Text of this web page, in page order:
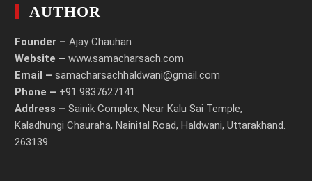
AUTHOR
Founder – Ajay Chauhan
Website – www.samacharsach.com
Email – samacharsachhaldwani@gmail.com
Phone – +91 9837627141
Address – Sainik Complex, Near Kalu Sai Temple,
Kaladhungi Chauraha, Nainital Road, Haldwani, Uttarakhand.
263139